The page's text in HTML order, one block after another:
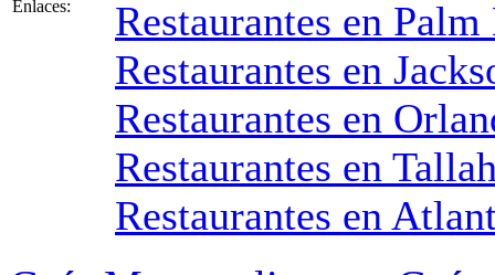
Enlaces:
Restaurantes en Palm
Restaurantes en
Restaurantes en
Restaurantes en
Restaurantes en